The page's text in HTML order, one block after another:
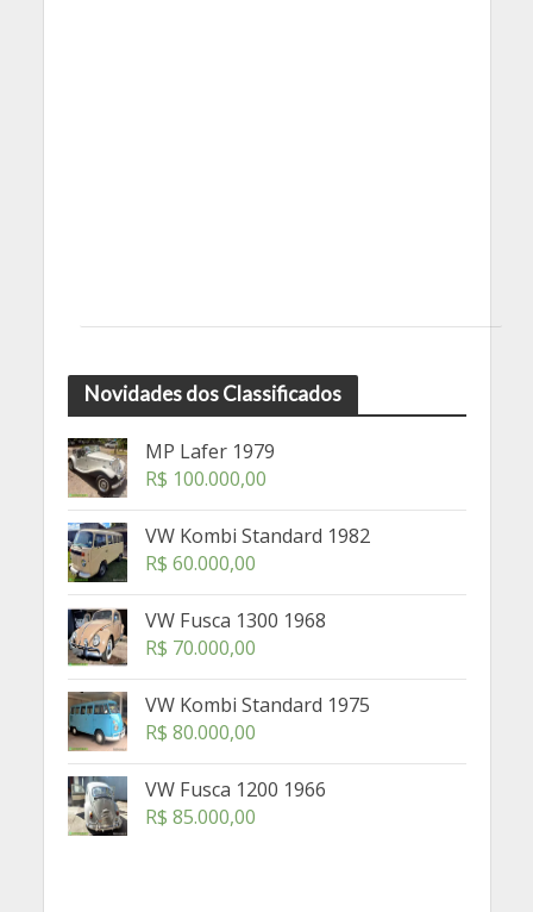
Novidades dos Classificados
MP Lafer 1979
R$ 100.000,00
VW Kombi Standard 1982
R$ 60.000,00
VW Fusca 1300 1968
R$ 70.000,00
VW Kombi Standard 1975
R$ 80.000,00
VW Fusca 1200 1966
R$ 85.000,00